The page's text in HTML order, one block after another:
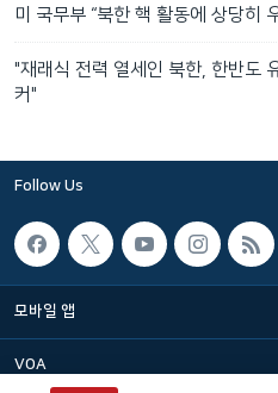
미 국무부 “북한 핵 활동에 상당히
"재래식 전력 열세인 북한, 한반도
커"
Follow Us
모바일 앱
VOA